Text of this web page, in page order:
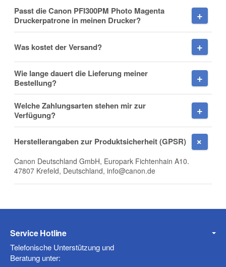
Firma
E-Mail
Passt die Canon PFI300PM Photo Magenta
Druckerpatrone in meinen Drucker?
Was kostet der Versand?
Wie lange dauert die Lieferung meiner
Bestellung?
Welche Zahlungsarten stehen mir zur
Verfügung?
Herstellerangaben zur Produktsicherheit (GPSR)
Canon Deutschland GmbH, Europark Fichtenhain A10.
47807 Krefeld, Deutschland, info@canon.de
Service Hotline
Telefonische Unterstützung und
Beratung unter: